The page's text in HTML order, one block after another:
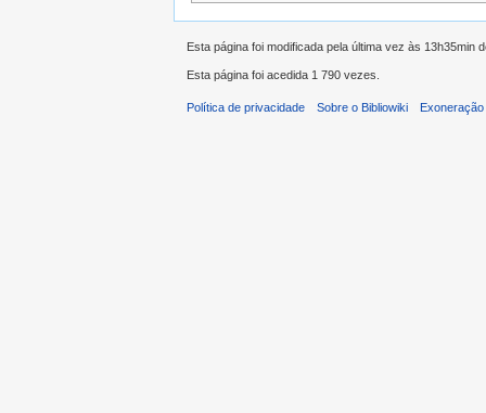
Esta página foi modificada pela última vez às 13h35min
Esta página foi acedida 1 790 vezes.
Política de privacidade Sobre o Bibliowiki